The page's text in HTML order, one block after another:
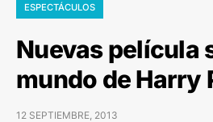
ESPECTÁCULOS
Nuevas película
mundo de Harry
12 SEPTIEMBRE, 2013